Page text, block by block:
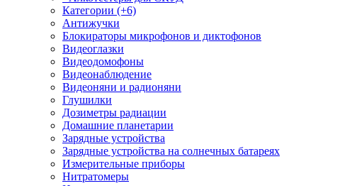
Категории (+6)
Антижучки
Блокираторы микрофонов и диктофонов
Видеоглазки
Видеодомофоны
Видеонаблюдение
Видеоняни и радионяни
Глушилки
Дозиметры радиации
Домашние планетарии
Зарядные устройства
Зарядные устройства на солнечных батареях
Измерительные приборы
Нитратомеры